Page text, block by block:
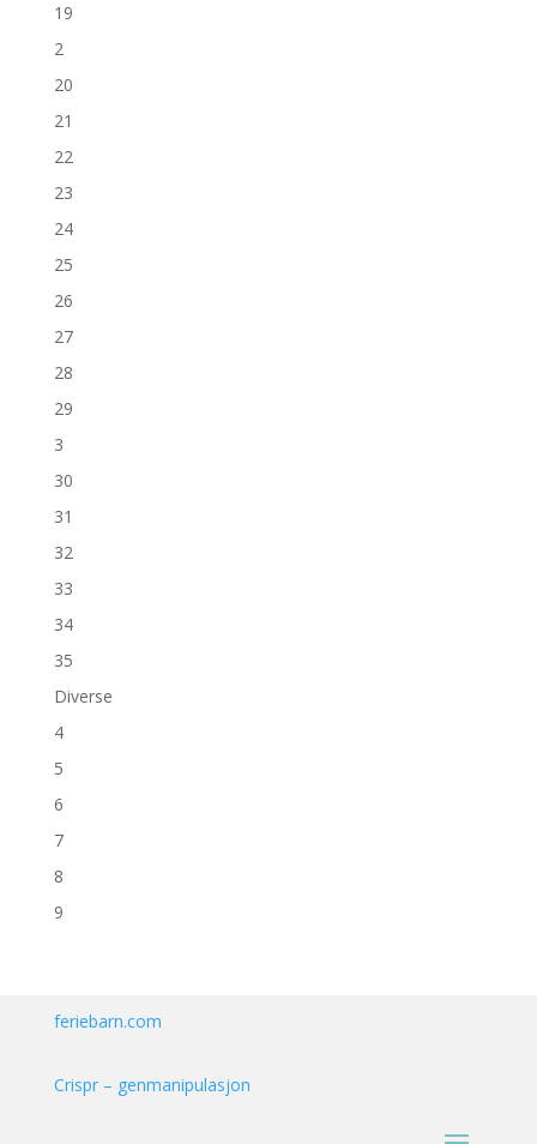
19
2
20
21
22
23
24
25
26
27
28
29
3
30
31
32
33
34
35
Diverse
4
5
6
7
8
9
feriebarn.com
Crispr – genmanipulasjon